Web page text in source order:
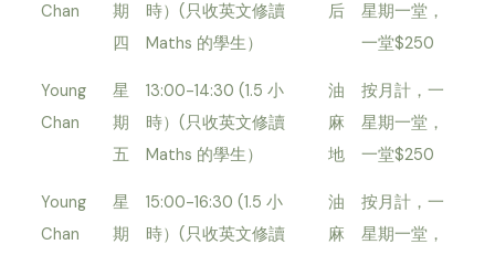
Chan
期
四
時）(只收英文修讀
Maths 的學生）
后
星期一堂，
一堂$250
Young
Chan
星
期
五
13:00-14:30 (1.5 小
時）(只收英文修讀
Maths 的學生）
油
麻
地
按月計，一
星期一堂，
一堂$250
Young
Chan
星
期
15:00-16:30 (1.5 小
時）(只收英文修讀
油
麻
按月計，一
星期一堂，